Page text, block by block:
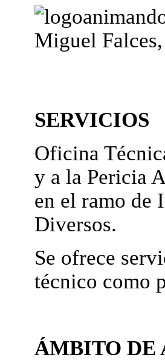
Miguel
SERVICIOS
Oficina
y a la Pericia
en el ramo de
Diversos.
Se ofrece
técnico como
ÁMBITO DE